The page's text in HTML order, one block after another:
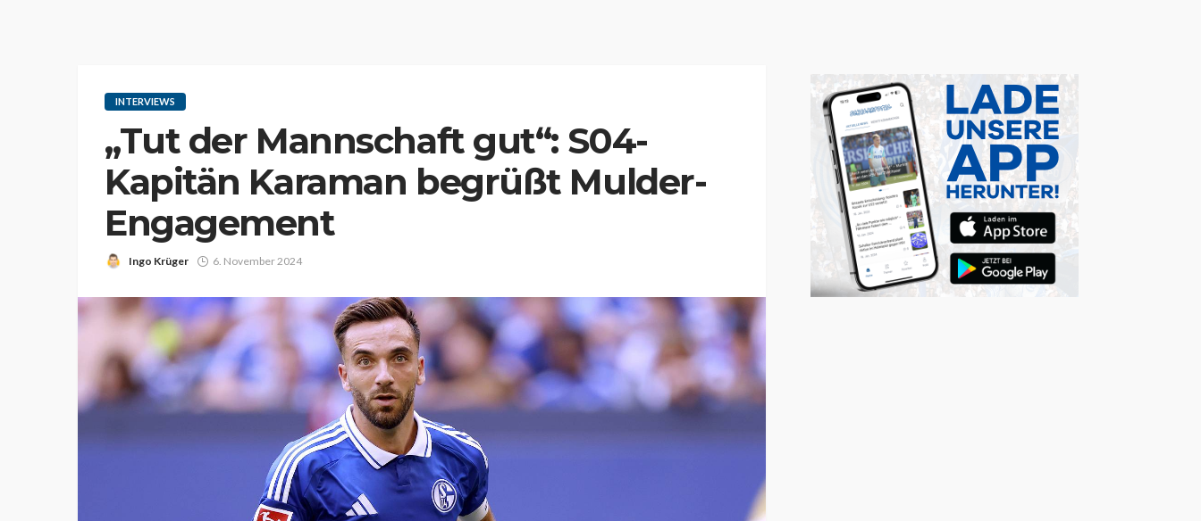
INTERVIEWS
„Tut der Mannschaft gut“: S04-
Kapitän Karaman begrüßt Mulder-
Engagement
Ingo Krüger 6. November 2024